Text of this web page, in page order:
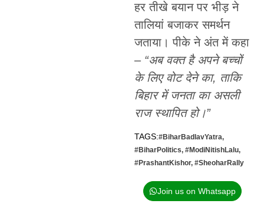
हर तीखे बयान पर भीड़ ने
तालियां बजाकर समर्थन
जताया। पीके ने अंत में कहा
– “अब वक्त है अपने बच्चों
के लिए वोट देने का, ताकि
बिहार में जनता का असली
राज स्थापित हो।”
TAGS:#BiharBadlavYatra,
#BiharPolitics, #ModiNitishLalu,
#PrashantKishor, #SheoharRally
Join us on Whatsapp